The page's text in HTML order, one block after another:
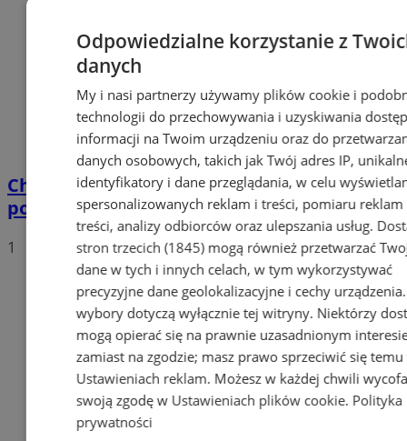
Chorzowscy policjanci zatrzymali 15
poszukiwanych
1
Odpowiedzialne korzystanie z
danych
My i nasi partnerzy używamy plików cookie i
technologii do przechowywania i uzyskiwania
informacji na Twoim urządzeniu oraz do
danych osobowych, takich jak Twój adres IP,
identyfikatory i dane przeglądania, w celu
spersonalizowanych reklam i treści, pomiaru reklam
treści, analizy odbiorców oraz ulepszania usług.
stron trzecich (1845)mogą również przetwarzać
dane w tych i innych celach, w tym wykorzystywać
precyzyjne dane geolokalizacyjne i cechy
wybory dotyczą wyłącznie tej witryny. Niektórzy
mogą opierać się na prawnie uzasadnionym
zamiast na zgodzie; masz prawo sprzeciwić się temu
Ustawieniach reklam. Możesz w każdej chwili
swoją zgodę w Ustawieniach plików cookie. Polityka
prywatności